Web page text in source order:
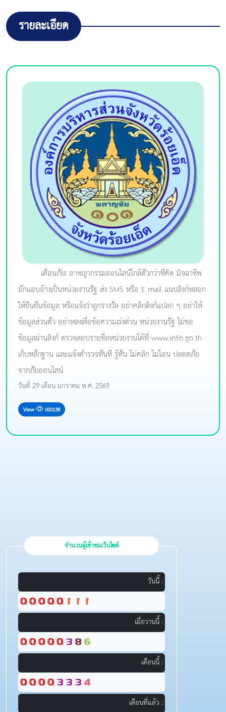
รายละเอียด
เตือนภัย! อาชญากรรมออนไลน์ใกล้ตัวกว่าที่คิด มิจฉาชีพ
มักแอบอ้างเป็นหน่วยงานรัฐ ส่ง SMS หรือ E-mail แนบลิงก์หลอก
ให้ยืนยันข้อมูล หรือแจ้งว่าถูกรางวัล อย่าคลิกลิงก์แปลก ๆ อย่าให้
ข้อมูลส่วนตัว อย่าหลงเชื่อข้อความเร่งด่วน หน่วยงานรัฐ ไม่ขอ
ข้อมูลผ่านลิงก์ ตรวจสอบรายชื่อหน่วยงานได้ที่ www.info.go.th
เก็บหลักฐาน และแจ้งตำรวจทันที รู้ทัน ไม่คลิก ไม่โอน ปลอดภัย
จากภัยออนไลน์
วันที่ 29 เดือน มกราคม พ.ศ. 2569
View 000138
จำนวนผู้เข้าชมเว็บไซต์
วันนี้ :
เมื่อวานนี้ :
เดือนนี้ :
เดือนที่แล้ว :